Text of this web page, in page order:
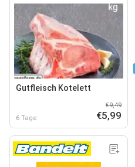
Gutfleisch Kotelett
6 Tage
€9,49
€5,99